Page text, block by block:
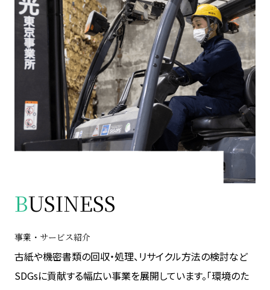
BUSINESS
事業・サービス紹介
古紙や機密書類の回収・処理、リサイクル方法の検討など
SDGsに貢献する幅広い事業を展開しています。「環境のた